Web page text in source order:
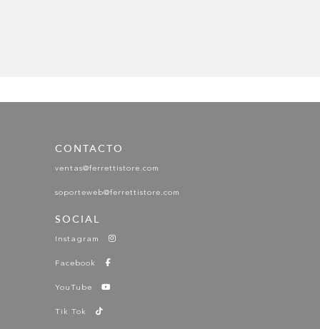
CONTACTO
ventas@ferrettistore.com
soporteweb@ferrettistore.com
SOCIAL
Instagram
Facebook
YouTube
Tik Tok